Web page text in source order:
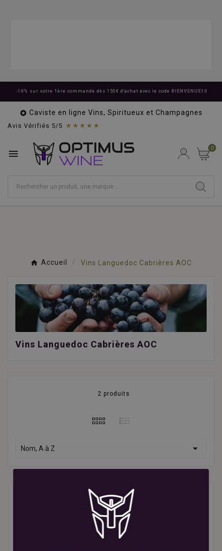
-10% sur votre 1ère commande dès 150€ d'achat avec le code BIENVENUE10
 Caviste en ligne Vins, Spiritueux et Champagnes
Avis Vérifiés 5/5 ★★★★★
 0
Accueil Vins Languedoc Cabrières AOC
Vins Languedoc Cabrières AOC
2 produits
Nom, A à Z 